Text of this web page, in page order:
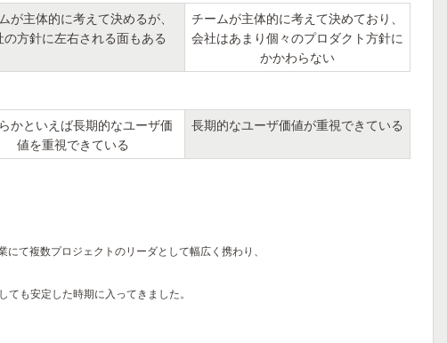
が主体的に考えて決めるが、
の方針に左右される面もある
チームが主体的に考えて決めており、
会社はあまり個々のプロダクト方針に
かかわらない
かといえば長期的なユーザ価
値を重視できている
長期的なユーザ価値が重視できている
にて複数プロジェクトのリーダとして幅広く携わり、
も安定した時期に入ってきました。